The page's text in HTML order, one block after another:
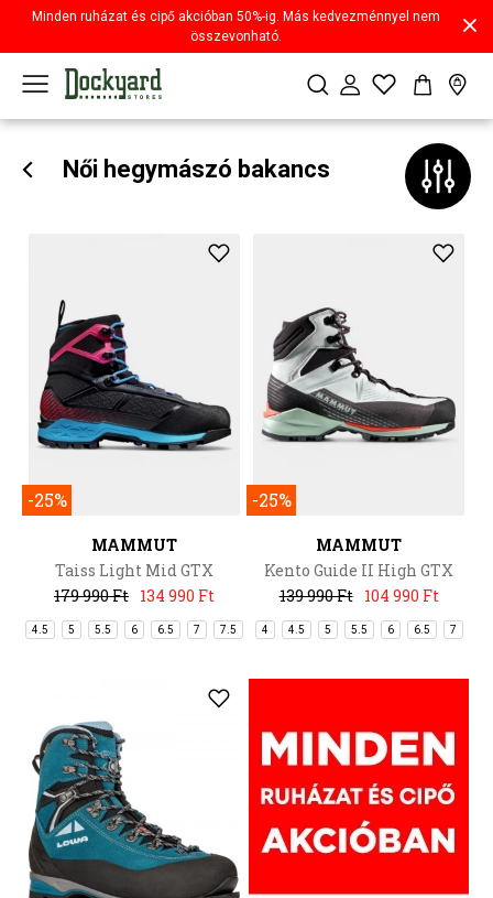
Minden ruházat és cipő akcióban 50%-ig. Más kedvezménnyel nem
összevonható.
Női hegymászó bakancs
-25%
MAMMUT
Taiss Light Mid GTX
179 990 Ft 134 990 Ft
4.5 5 5.5 6 6.5 7 7.5
-25%
MAMMUT
Kento Guide II High GTX
139 990 Ft
104 990 Ft
4 4.5 5 5.5 6 6.5 7